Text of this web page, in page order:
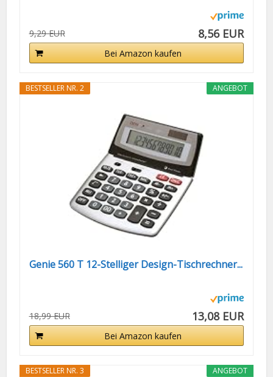
9,29 EUR 8,56 EUR
Bei Amazon kaufen
ANGEBOT
BESTSELLER NR. 2
Genie 560 T 12-Stelliger Design-Tischrechner...
18,99 EUR 13,08 EUR
Bei Amazon kaufen
ANGEBOT
BESTSELLER NR. 3